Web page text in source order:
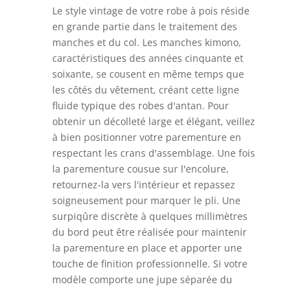
Le style vintage de votre robe à pois réside
en grande partie dans le traitement des
manches et du col. Les manches kimono,
caractéristiques des années cinquante et
soixante, se cousent en même temps que
les côtés du vêtement, créant cette ligne
fluide typique des robes d'antan. Pour
obtenir un décolleté large et élégant, veillez
à bien positionner votre parementure en
respectant les crans d'assemblage. Une fois
la parementure cousue sur l'encolure,
retournez-la vers l'intérieur et repassez
soigneusement pour marquer le pli. Une
surpiqûre discrète à quelques millimètres
du bord peut être réalisée pour maintenir
la parementure en place et apporter une
touche de finition professionnelle. Si votre
modèle comporte une jupe séparée du